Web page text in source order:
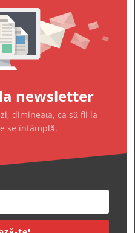
newsletter
dimineața, ca să fii la
se întâmplă.